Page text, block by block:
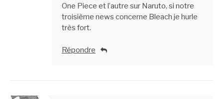
One Piece et l’autre sur Naruto, si notre
troisième news concerne Bleach je hurle
très fort.
Répondre